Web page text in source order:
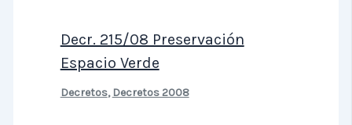
Decr. 215/08 Preservación
Espacio Verde
Decretos, Decretos 2008